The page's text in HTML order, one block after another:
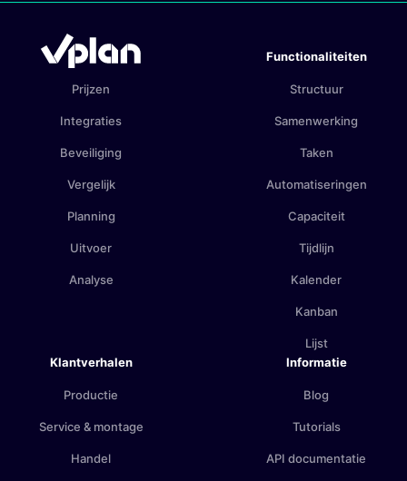
Prijzen
Integraties
Beveiliging
Vergelijk
Planning
Uitvoer
Analyse
Functionaliteiten
Structuur
Samenwerking
Taken
Automatiseringen
Capaciteit
Tijdlijn
Kalender
Kanban
Lijst
Klantverhalen
Productie
Service & montage
Handel
Informatie
Blog
Tutorials
API documentatie